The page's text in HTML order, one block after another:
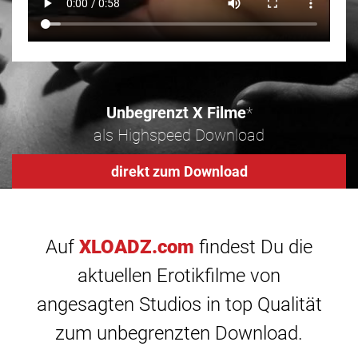
Unbegrenzt X Filme*
als Highspeed Download
direkt zum Download
Auf XLOADZ.com findest Du die
aktuellen Erotikfilme von
angesagten Studios in top Qualität
zum unbegrenzten Download.